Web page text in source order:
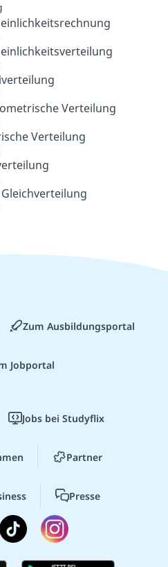
Verteilung
Verteilung
Zum Ausbildungsportal
Jobportal
Jobs bei Studyflix
Partner
Presse